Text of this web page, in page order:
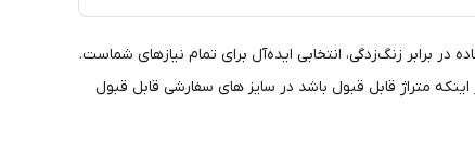
برابر زنگ‌زدگی، انتخابی ایده‌آل برای تمام نیازهای شماست.
فضای خود جذابیت بی‌پایان ببخشید! ابعاد ورق کامل استیل 244×122 می باشد و مشروط بر اینکه متراژ قابل قبول باشد در سایز های سفارشی قابل قبول